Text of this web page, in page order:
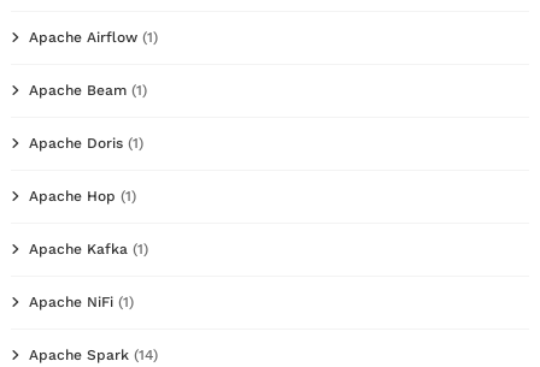
Apache Airflow (1)
Apache Beam (1)
Apache Doris (1)
Apache Hop (1)
Apache Kafka (1)
Apache NiFi (1)
Apache Spark (14)